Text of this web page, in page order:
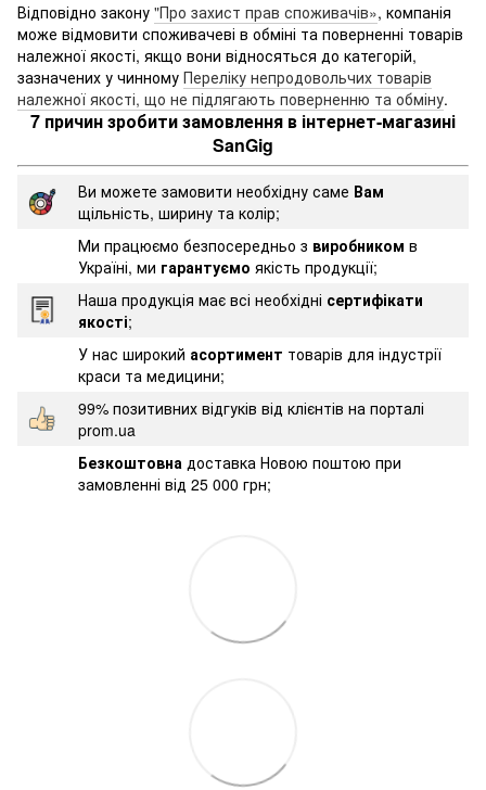
Відповідно закону "Про захист прав споживачів», компанія
може відмовити споживачеві в обміні та поверненні товарів
належної якості, якщо вони відносяться до категорій,
зазначених у чинному Переліку непродовольчих товарів
належної якості, що не підлягають поверненню та обміну.
7 причин зробити замовлення в інтернет-магазині
SanGig
Ви можете замовити необхідну саме Вам
щільність, ширину та колір;
Ми працюємо безпосередньо з виробником в
Україні, ми гарантуємо якість продукції;
Наша продукція має всі необхідні сертифікати
якості;
У нас широкий асортимент товарів для індустрії
краси та медицини;
99% позитивних відгуків від клієнтів на порталі
prom.ua
Безкоштовна доставка Новою поштою при
замовленні від 25 000 грн;